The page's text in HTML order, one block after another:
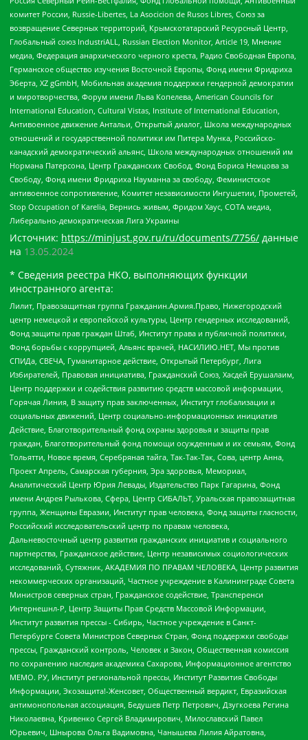
комитет России, Russie-Libertes, La Asocicion de Rusos Libres, Союз за
возвращение Северных территорий, Крымскотатарский Ресурсный Центр,
Глобальный союз IndustriALL, Russian Election Monitor, Article 19, Мнение
медиа, Федерация анархического черного креста, Радио Свободная Европа,
Германское общество изучения Восточной Европы, Фонд имени Фридриха
Эберта, XZ gGmbH, Мобильная академия поддержки гендерной демократии
и миротворчества, Форум имени Льва Копелева, American Councils for
International Education, Cultural Vistas, Institute of International Education,
Антивоенное движение Антальи, Открытый диалог, Школа международных
отношений и государственной политики им Питера Мунка, Российско-
канадский демократический альянс, Школа международных отношений им
Нормана Патерсона, Центр Гражданских Свобод, Фонд Бориса Немцова за
Свободу, Фонд имени Фридриха Науманна за свободу, Феминистское
антивоенное сопротивление, Комитет независимости Ингушетии, Прометей,
Stop Occupation of Karelia, Вернись живым, Фридом Хаус, СОТА медиа,
Либерально-демократическая Лига Украины
Источник: https://minjust.gov.ru/ru/documents/7756/ данные
на 13.05.2024
* Сведения реестра НКО, выполняющих функции
иностранного агента:
Лилит, Правозащитная группа Гражданин.Армия.Право, Нижегородский
центр немецкой и европейской культуры, Центр гендерных исследований,
Фонд защиты прав граждан Штаб, Институт права и публичной политики,
Фонд борьбы с коррупцией, Альянс врачей, НАСИЛИЮ.НЕТ, Мы против
СПИДа, СВЕЧА, Гуманитарное действие, Открытый Петербург, Лига
Избирателей, Правовая инициатива, Гражданский Союз, Хасдей Ерушалаим,
Центр поддержки и содействия развитию средств массовой информации,
Горячая Линия, В защиту прав заключенных, Институт глобализации и
социальных движений, Центр социально-информационных инициатив
Действие, Благотворительный фонд охраны здоровья и защиты прав
граждан, Благотворительный фонд помощи осужденным и их семьям, Фонд
Тольятти, Новое время, Серебряная тайга, Так-Так-Так, Сова, центр Анна,
Проект Апрель, Самарская губерния, Эра здоровья, Мемориал,
Аналитический Центр Юрия Левады, Издательство Парк Гагарина, Фонд
имени Андрея Рылькова, Сфера, Центр СИБАЛЬТ, Уральская правозащитная
группа, Женщины Евразии, Институт прав человека, Фонд защиты гласности,
Российский исследовательский центр по правам человека,
Дальневосточный центр развития гражданских инициатив и социального
партнерства, Гражданское действие, Центр независимых социологических
исследований, Сутяжник, АКАДЕМИЯ ПО ПРАВАМ ЧЕЛОВЕКА, Центр развития
некоммерческих организаций, Частное учреждение в Калининграде Совета
Министров северных стран, Гражданское содействие, Трансперенси
Интернешнл-Р, Центр Защиты Прав Средств Массовой Информации,
Институт развития прессы - Сибирь, Частное учреждение в Санкт-
Петербурге Совета Министров Северных Стран, Фонд поддержки свободы
прессы, Гражданский контроль, Человек и Закон, Общественная комиссия
по сохранению наследия академика Сахарова, Информационное агентство
МЕМО. РУ, Институт региональной прессы, Институт Развития Свободы
Информации, Экозащита!-Женсовет, Общественный вердикт, Евразийская
антимонопольная ассоциация, Бедушев Петр Петрович, Дзугкоева Регина
Николаевна, Кривенко Сергей Владимирович, Милославский Павел
Юрьевич, Шнырова Ольга Вадимовна, Чанышева Лилия Айратовна,